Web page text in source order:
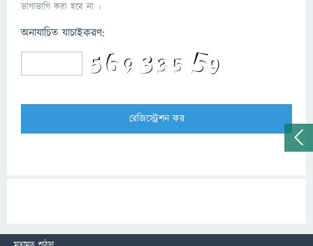
ভাগাভাগি করা হবে না ।
অনাযাচিত যাচাইকরণ: